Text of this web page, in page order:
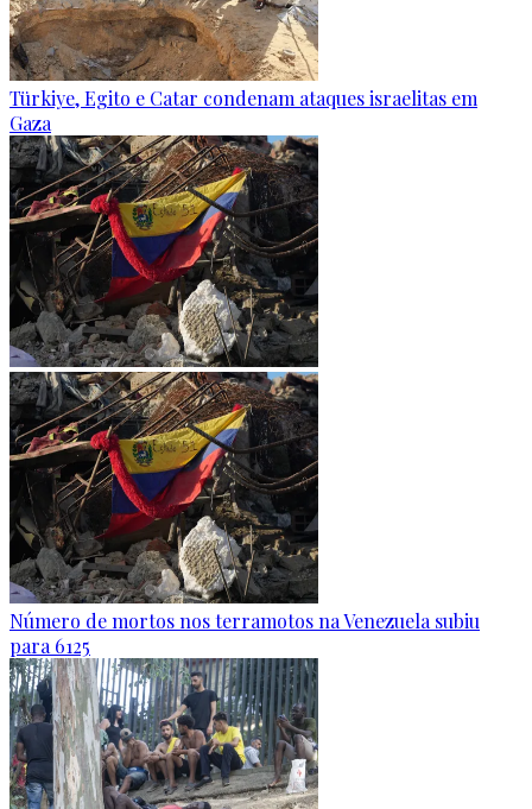
Türkiye, Egito e Catar condenam ataques israelitas em
Gaza
Número de mortos nos terramotos na Venezuela subiu
para 6125